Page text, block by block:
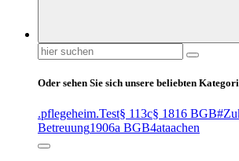
Suchen
nach:
Oder sehen Sie sich unsere beliebten
.pflegeheim.Test§ 113c§ 1816 BGB
Betreuung1906a BGB4ataachen